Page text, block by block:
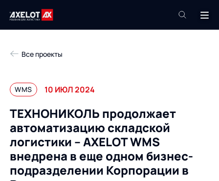
Техподдержка
Продукты
Роботизация
Академия
Услуги
Пресс-центр
Проекты
Контакты
Все проекты
WMS 10 ИЮЛ 2024
ТЕХНОНИКОЛЬ продолжает
автоматизацию складской
логистики – AXELOT WMS
внедрена в еще одном бизнес-
подразделении Корпорации в